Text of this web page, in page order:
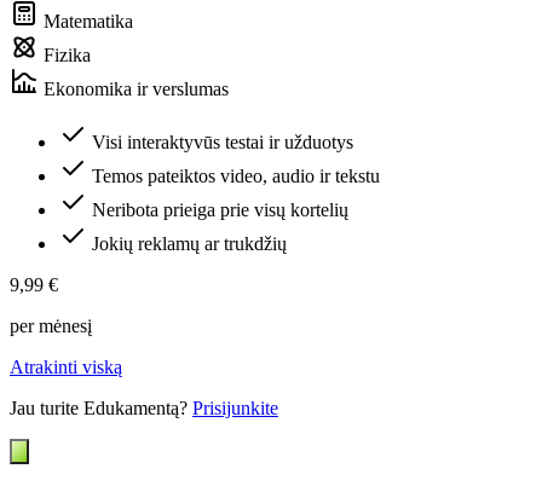
Matematika
Fizika
Ekonomika ir verslumas
Visi interaktyvūs testai ir užduotys
Temos pateiktos video, audio ir tekstu
Neribota prieiga prie visų kortelių
Jokių reklamų ar trukdžių
9,99 €
per mėnesį
Atrakinti viską
Jau turite Edukamentą? Prisijunkite